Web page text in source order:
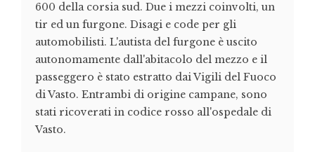
600 della corsia sud. Due i mezzi coinvolti, un
tir ed un furgone. Disagi e code per gli
automobilisti. L'autista del furgone è uscito
autonomamente dall'abitacolo del mezzo e il
passeggero è stato estratto dai Vigili del Fuoco
di Vasto. Entrambi di origine campane, sono
stati ricoverati in codice rosso all'ospedale di
Vasto.